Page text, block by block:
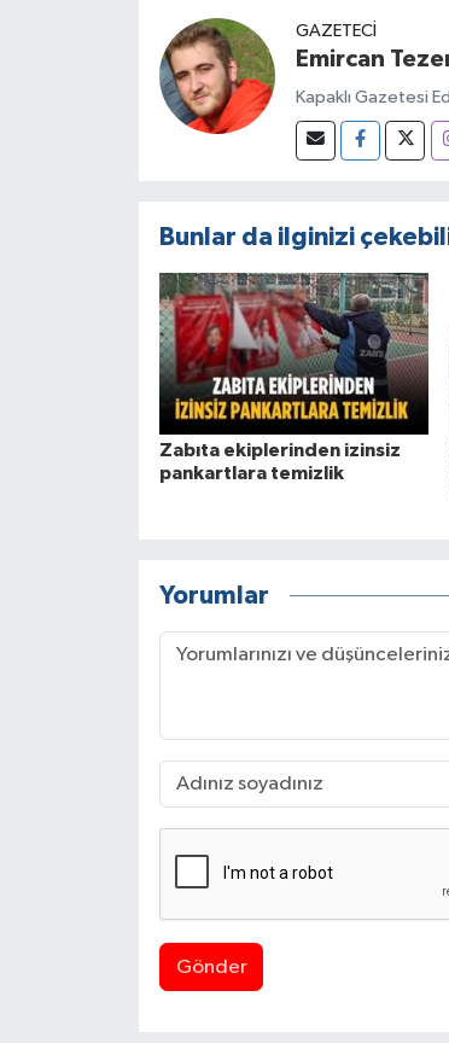
GAZETECI
Emircan
Kapaklı Gazetesi
Bunlar da ilginizi
Zabıta ekiplerinden izinsiz
pankartlara temizlik
Yorumlar
Gönder